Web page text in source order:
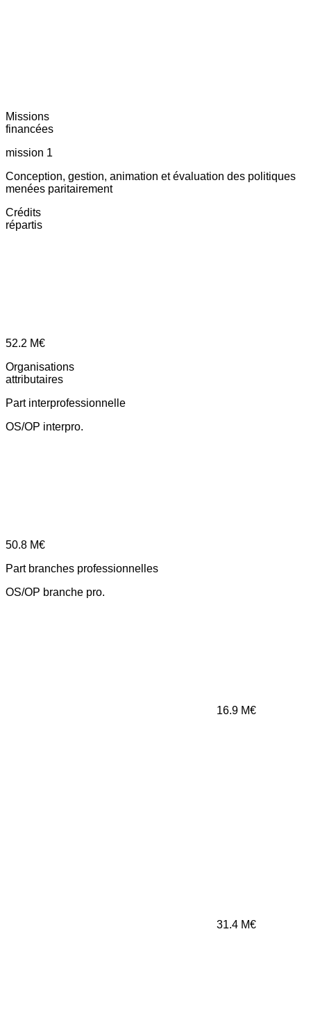
Missions
financées
mission 1
Conception, gestion, animation et évaluation des politiques
menées paritairement
Crédits
répartis
52.2 M€
Organisations
attributaires
Part interprofessionnelle
OS/OP interpro.
50.8 M€
Part branches professionnelles
OS/OP branche pro.
16.9 M€
31.4 M€